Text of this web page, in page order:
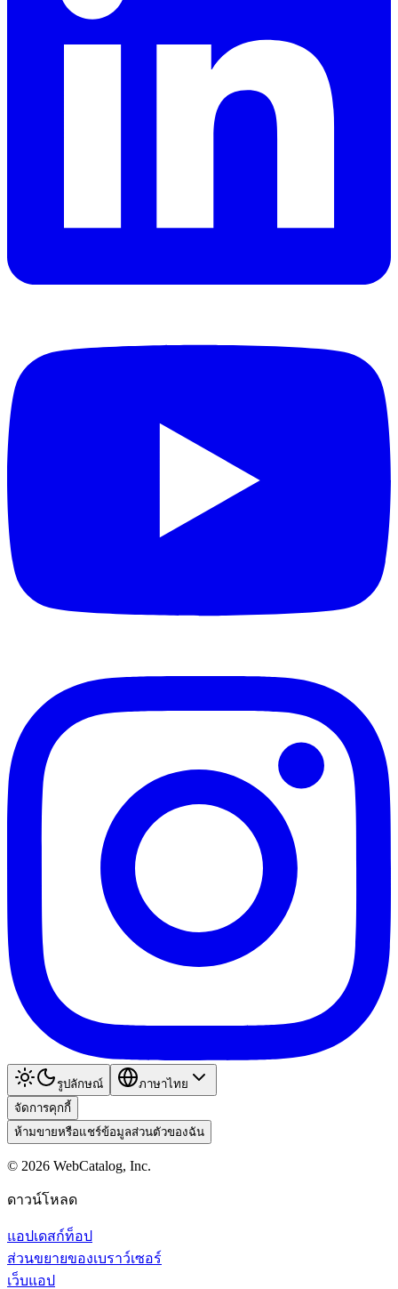
รูปลักษณ์
ภาษาไทย
จัดการคุกกี้
ห้ามขายหรือแชร์ข้อมูลส่วนตัวของฉัน
© 2026 WebCatalog, Inc.
ดาวน์โหลด
แอปเดสก์ท็อป
ส่วนขยายของเบราว์เซอร์
เว็บแอป